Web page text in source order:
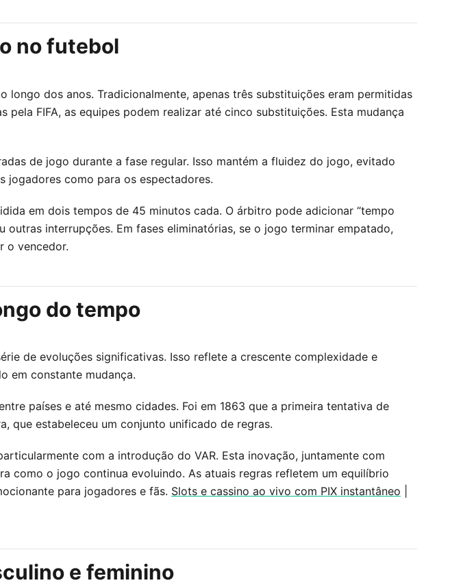
no futebol
dos anos. Tradicionalmente, apenas três substituições eram permitidas
FIFA, as equipes podem realizar até cinco substituições. Esta mudança
de jogo durante a fase regular. Isso mantém a fluidez do jogo, evitado
jogadores como para os espectadores.
em dois tempos de 45 minutos cada. O árbitro pode adicionar “tempo
interrupções. Em fases eliminatórias, se o jogo terminar empatado,
o vencedor.
do tempo
de evoluções significativas. Isso reflete a crescente complexidade e
em constante mudança.
países e até mesmo cidades. Foi em 1863 que a primeira tentativa de
que estabeleceu um conjunto unificado de regras.
com a introdução do VAR. Esta inovação, juntamente com
como o jogo continua evoluindo. As atuais regras refletem um equilíbrio
para jogadores e fãs. Slots e cassino ao vivo com PIX instantâneo
e feminino